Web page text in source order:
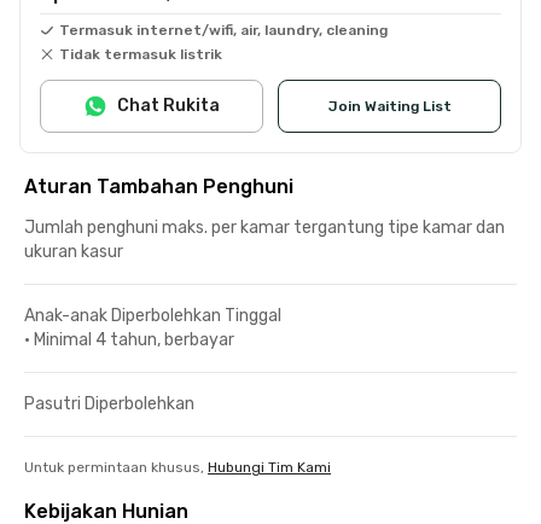
Termasuk internet/wifi, air, laundry, cleaning
Tidak termasuk listrik
Join Waiting List
Chat Rukita
Aturan Tambahan Penghuni
Jumlah penghuni maks. per kamar tergantung tipe kamar dan
ukuran kasur
Anak-anak Diperbolehkan Tinggal
• Minimal 4 tahun, berbayar
Pasutri Diperbolehkan
Untuk permintaan khusus, Hubungi Tim Kami
Kebijakan Hunian